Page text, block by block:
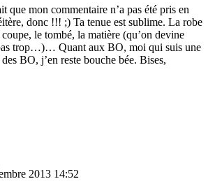
mon commentaire n’a pas été pris en
donc !!! ;) Ta tenue est sublime. La robe
le tombé, la matière (qu’on devine
trop…)… Quant aux BO, moi qui suis une
BO, j’en reste bouche bée. Bises,
2013 14:52